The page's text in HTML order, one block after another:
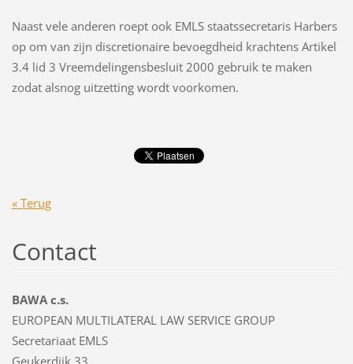
Naast vele anderen roept ook EMLS staatssecretaris Harbers
op om van zijn discretionaire bevoegdheid krachtens Artikel
3.4 lid 3 Vreemdelingensbesluit 2000 gebruik te maken
zodat alsnog uitzetting wordt voorkomen.
« Terug
Contact
BAWA c.s.
EUROPEAN MULTILATERAL LAW SERVICE GROUP
Secretariaat EMLS